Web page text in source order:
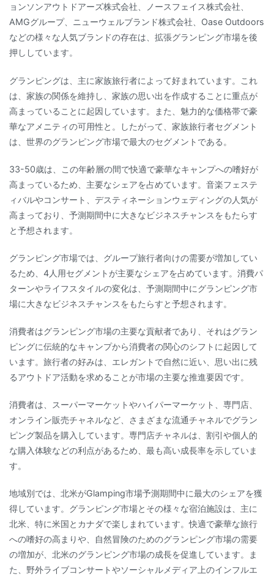
ョンソンアウトドアーズ株式会社、ノースフェイス株式会社、
AMGグループ、ニューウェルブランド株式会社、Oase Outdoors
などの様々な人気ブランドの存在は、拡張グランピング市場を後
押ししています。
グランピングは、主に家族旅行者によって好まれています。これ
は、家族の関係を維持し、家族の思い出を作成することに重点が
高まっていることに起因しています。また、魅力的な価格帯で豪
華なアメニティの可用性と。したがって、家族旅行者セグメント
は、世界のグランピング市場で最大のセグメントである。
33-50歳は、この年齢層の間で快適で豪華なキャンプへの嗜好が
高まっているため、主要なシェアを占めています。音楽フェステ
ィバルやコンサート、デスティネーションウェディングの人気が
高まっており、予測期間中に大きなビジネスチャンスをもたらす
と予想されます。
グランピング市場では、グループ旅行者向けの需要が増加してい
るため、4人用セグメントが主要なシェアを占めています。消費パ
ターンやライフスタイルの変化は、予測期間中にグランピング市
場に大きなビジネスチャンスをもたらすと予想されます。
消費者はグランピング市場の主要な貢献者であり、それはグラン
ピングに伝統的なキャンプから消費者の関心のシフトに起因して
います。旅行者の好みは、エレガントで自然に近い、思い出に残
るアウトドア活動を求めることが市場の主要な推進要因です。
消費者は、スーパーマーケットやハイパーマーケット、専門店、
オンライン販売チャネルなど、さまざまな流通チャネルでグラン
ピング製品を購入しています。専門店チャネルは、割引や個人的
な購入体験などの利点があるため、最も高い成長率を示していま
す。
地域別では、北米がGlamping市場予測期間中に最大のシェアを獲
得しています。グランピング市場とその様々な宿泊施設は、主に
北米、特に米国とカナダで楽しまれています。快適で豪華な旅行
への嗜好の高まりや、自然冒険のためのグランピング市場の需要
の増加が、北米のグランピング市場の成長を促進しています。ま
た、野外ライブコンサートやソーシャルメディア上のインフルエ